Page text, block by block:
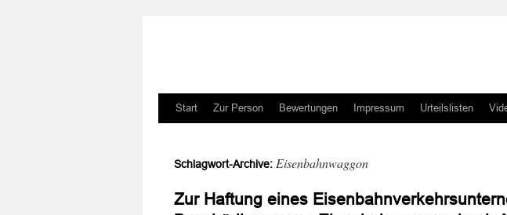
Zum
springen
Start Zur Person Bewertungen Impressum Urteilslisten
Schlagwort-Archive: Eisenbahnwaggon
Zur Haftung eines